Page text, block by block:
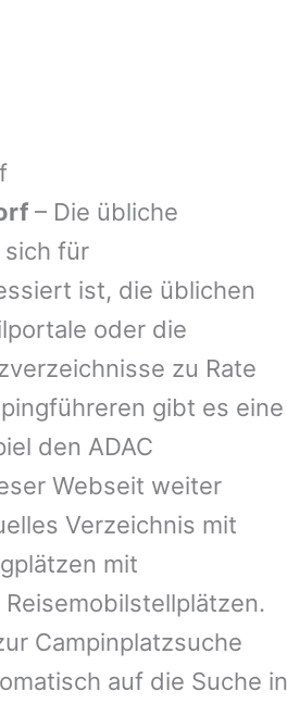
– Die übliche
sich für
ist, die üblichen
oder die
zu Rate
gibt es eine
den ADAC
Webseit weiter
Verzeichnis mit
mit
Campinplatzsuche
auf die Suche in